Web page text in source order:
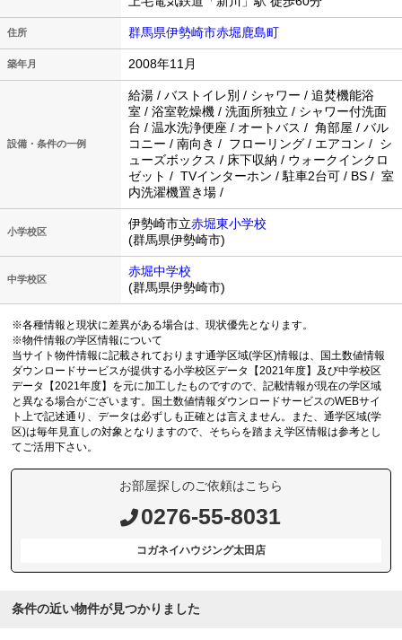
住所 群馬県伊勢崎市赤堀鹿島町
築年月 2008年11月
設備・条件の一例
給湯 / バストイレ別 / シャワー / 追焚機能浴
室 / 浴室乾燥機 / 洗面所独立 / シャワー付洗面
台 / 温水洗浄便座 / オートバス / 角部屋 / バル
コニー / 南向き / フローリング / エアコン / シ
ューズボックス / 床下収納 / ウォークインクロ
ゼット / TVインターホン / 駐車2台可 / BS / 室
内洗濯機置き場 /
小学校区
伊勢崎市立赤堀東小学校
(群馬県伊勢崎市)
中学校区
赤堀中学校
(群馬県伊勢崎市)
※各種情報と現状に差異がある場合は、現状優先となります。
※物件情報の学区情報について
当サイト物件情報に記載されております通学区域(学区)情報は、国土数値情報
ダウンロードサービスが提供する小学校区データ【2021年度】及び中学校区
データ【2021年度】を元に加工したものですので、記載情報が現在の学区域
と異なる場合がございます。国土数値情報ダウンロードサービスのWEBサイ
ト上で記述通り、データは必ずしも正確とは言えません。また、通学区域(学
区)は毎年見直しの対象となりますので、そちらを踏まえ学区情報は参考とし
てご活用下さい。
お部屋探しのご依頼はこちら
0276-55-8031
コガネイハウジング太田店
条件の近い物件が見つかりました